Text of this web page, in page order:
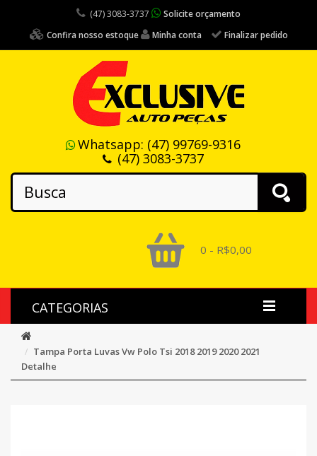
(47) 3083-3737
Solicite orçamento
Confira nosso estoque
Minha conta Finalizar pedido
Whatsapp: (47) 99769-9316
(47) 3083-3737
0 - R$0,00
CATEGORIAS
Tampa Porta Luvas Vw Polo Tsi 2018 2019 2020 2021
Detalhe